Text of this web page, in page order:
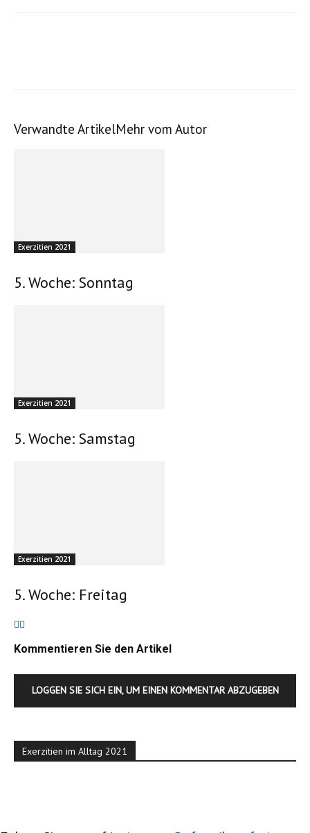
Verwandte ArtikelMehr vom Autor
Exerzitien 2021
5. Woche: Sonntag
Exerzitien 2021
5. Woche: Samstag
Exerzitien 2021
5. Woche: Freitag
Kommentieren Sie den Artikel
LOGGEN SIE SICH EIN, UM EINEN KOMMENTAR ABZUGEBEN
Exerzitien im Alltag 2021